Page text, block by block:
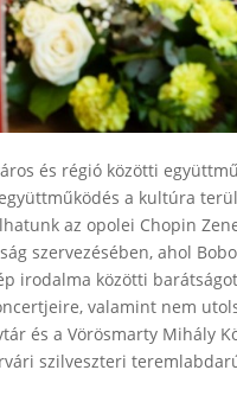
és régió közötti
a kultúra
az opolei Chopin
szervezésében, ahol
irodalma közötti
valamint nem
és a Vörösmarty
szilveszteri